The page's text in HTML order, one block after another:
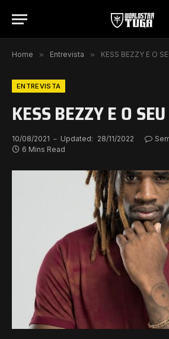
Home » Entrevista » KESS BEZZY E O
ENTREVISTA
KESS BEZZY E O
10/08/2021 Updated: 28/11/2022
6 Mins Read